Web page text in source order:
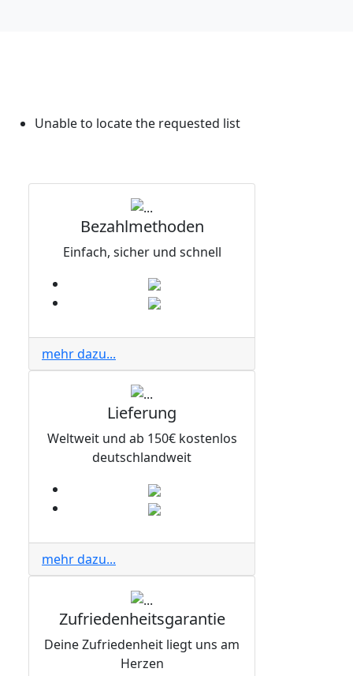
Unable to locate the requested list
Bezahlmethoden
Einfach, sicher und schnell
mehr dazu...
Lieferung
Weltweit und ab 150€ kostenlos
deutschlandweit
mehr dazu...
Zufriedenheitsgarantie
Deine Zufriedenheit liegt uns am
Herzen